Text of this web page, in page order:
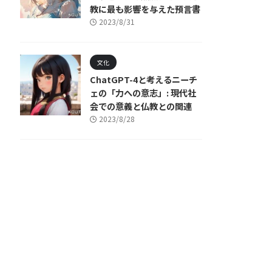
教に最も影響を与えた預言書
2023/8/31
文化
ChatGPT-4と考えるニーチ
ェの「力への意志」: 現代社
会での意義と仏教との関連
2023/8/28